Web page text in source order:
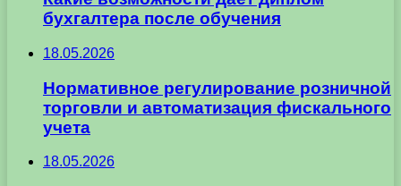
бухгалтера после обучения
18.05.2026
Нормативное регулирование розничной
торговли и автоматизация фискального
учета
18.05.2026